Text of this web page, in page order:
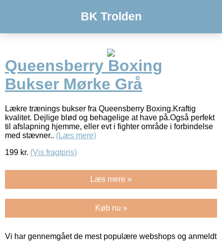
BK Trolden
Queensberry Boxing
Bukser Mørke Grå
Lækre trænings bukser fra Queensberry Boxing.Kraftig
kvalitet. Dejlige blød og behagelige at have på.Også perfekt
til afslapning hjemme, eller evt i fighter område i forbindelse
med stævner.. (Læs mere)
199 kr. (Vis fragtpris)
Læs mere »
Køb nu »
Vi har gennemgået de mest populære webshops og anmeldt